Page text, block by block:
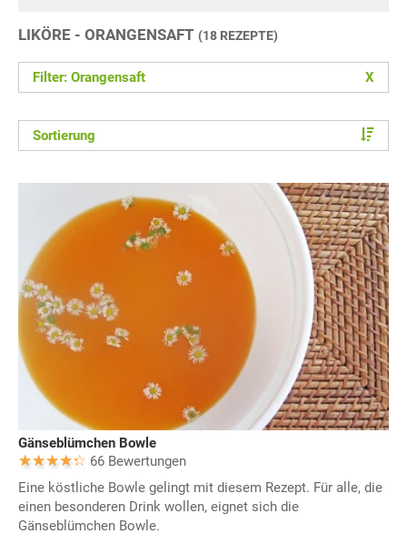
LIKÖRE - ORANGENSAFT (18 REZEPTE)
Filter: Orangensaft X
Sortierung
Gänseblümchen Bowle
66 Bewertungen
Eine köstliche Bowle gelingt mit diesem Rezept. Für alle, die
einen besonderen Drink wollen, eignet sich die
Gänseblümchen Bowle.